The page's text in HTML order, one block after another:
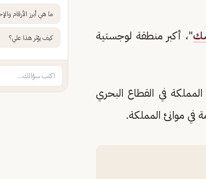
"، أكبر منطقة لوجستية
المملكة في القطاع البحري
في موانئ المملكة.
ما هي أبرز الأرقام
كيف يؤثر هذا علي؟